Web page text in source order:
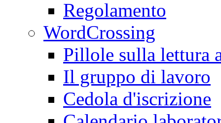
Regolamento
WordCrossing
Pillole sulla lettura
Il gruppo di lavoro
Cedola d'iscrizione